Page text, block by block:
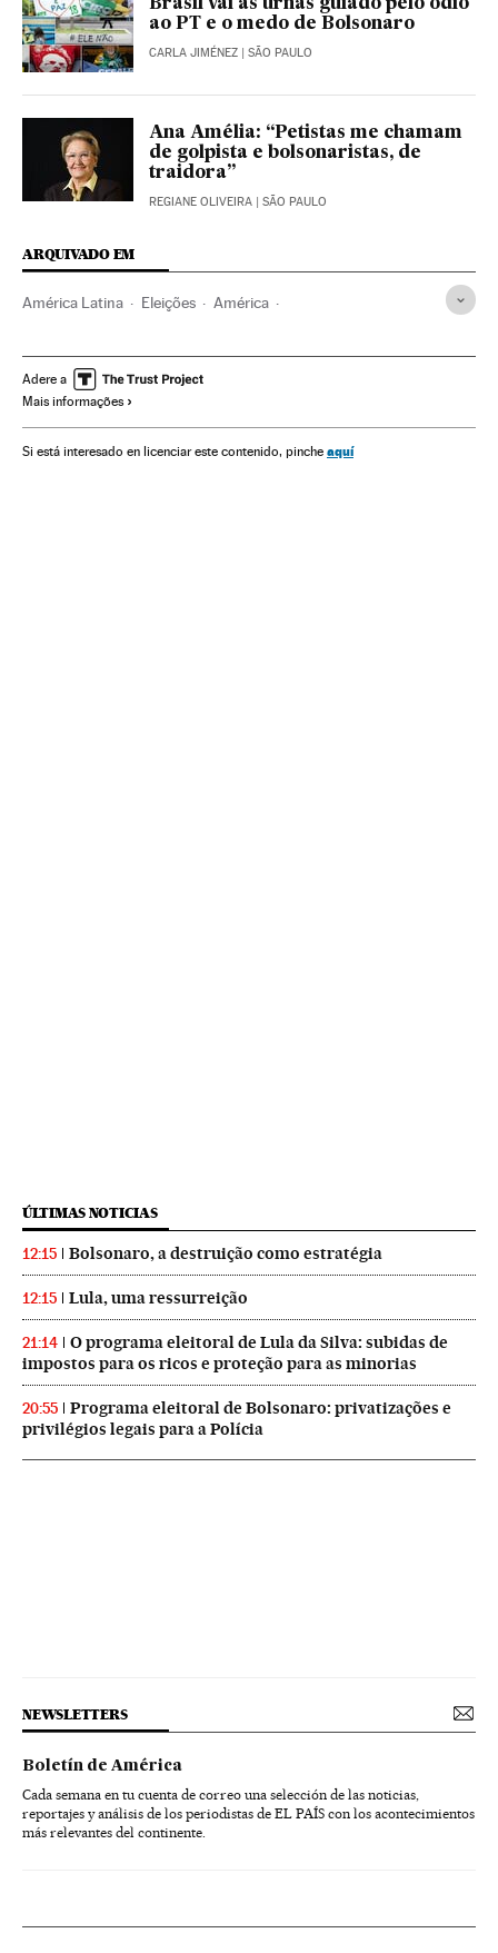
Brasil vai às urnas guiado pelo ódio
ao PT e o medo de Bolsonaro
CARLA JIMÉNEZ | SÃO PAULO
Ana Amélia: “Petistas me chamam
de golpista e bolsonaristas, de
traidora”
REGIANE OLIVEIRA | SÃO PAULO
ARQUIVADO EM
América Latina Eleições América
Opinião Eleições Brasil 2018
Fernando Henrique Cardoso
Geraldo Alckmin Governadores Brasil
Adere a
Mais informações
Si está interesado en licenciar este contenido, pinche aquí
ÚLTIMAS NOTICIAS
12:15 Bolsonaro, a destruição como estratégia
12:15 Lula, uma ressurreição
21:14
O programa eleitoral de Lula da Silva: subidas de
impostos para os ricos e proteção para as minorias
20:55
Programa eleitoral de Bolsonaro: privatizações e
privilégios legais para a Polícia
NEWSLETTERS
Boletín de América
Cada semana en tu cuenta de correo una selección de las noticias,
reportajes y análisis de los periodistas de EL PAÍS con los acontecimientos
más relevantes del continente.